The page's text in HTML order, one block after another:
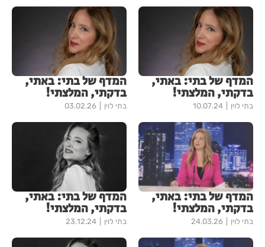
המדף של בתי: באתי,
בדקתי, המלצתי!
בתי לוין 10.07.24
המדף של בתי: באתי,
בדקתי, המלצתי!
בתי לוין 03.02.26
המדף של בתי: באתי,
בדקתי, המלצתי!
בתי לוין 24.03.26
המדף של בתי: באתי,
בדקתי, המלצתי!
בתי לוין 23.12.24